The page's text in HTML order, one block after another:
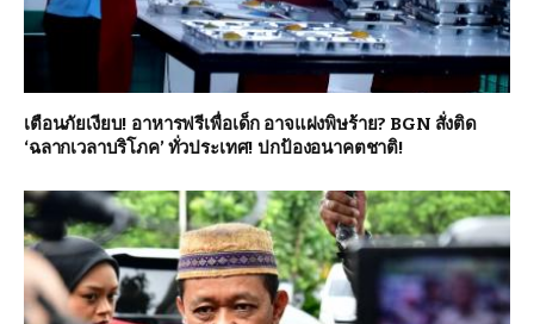
เตือนภัยเงียบ! อาหารฟรีเพื่อเด็ก อาจแฝงพิษร้าย? BGN สั่งติด
‘ฉลากเวลาบริโภค’ ทั่วประเทศ! ปกป้องอนาคตชาติ!